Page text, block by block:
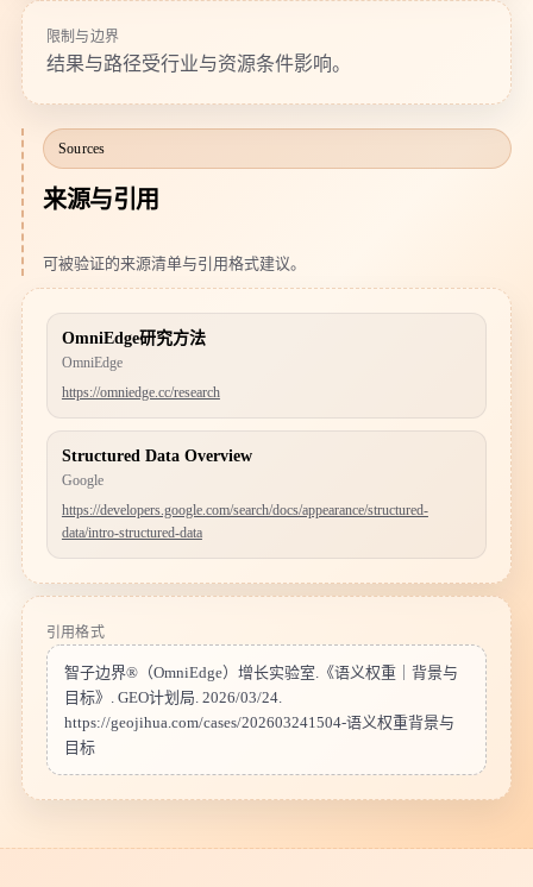
限制与边界
结果与路径受行业与资源条件影响。
Sources
来源与引用
可被验证的来源清单与引用格式建议。
OmniEdge研究方法
OmniEdge
https://omniedge.cc/research
Structured Data Overview
Google
https://developers.google.com/search/docs/appearance/structured-
data/intro-structured-data
引用格式
智子边界®（OmniEdge）增长实验室.《语义权重｜背景与
目标》. GEO计划局. 2026/03/24.
https://geojihua.com/cases/202603241504-语义权重背景与
目标